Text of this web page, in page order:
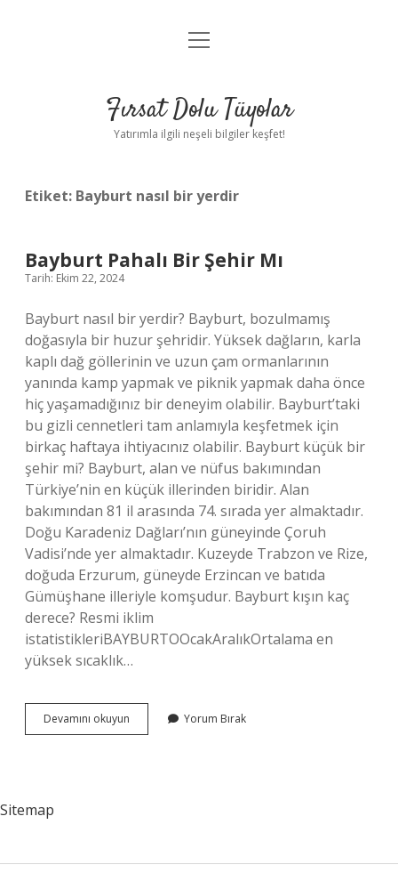
Gizlilik Politikası
Yasal Uyarı
menüyü
Fırsat Dolu Tüyolar
Yatırımla ilgili neşeli bilgiler keşfet!
Etiket: Bayburt nasıl bir yerdir
Bayburt Pahalı Bir Şehir Mı
Tarih: Ekim 22, 2024
Bayburt nasıl bir yerdir? Bayburt, bozulmamış
doğasıyla bir huzur şehridir. Yüksek dağların, karla
kaplı dağ göllerinin ve uzun çam ormanlarının
yanında kamp yapmak ve piknik yapmak daha önce
hiç yaşamadığınız bir deneyim olabilir. Bayburt’taki
bu gizli cennetleri tam anlamıyla keşfetmek için
birkaç haftaya ihtiyacınız olabilir. Bayburt küçük bir
şehir mi? Bayburt, alan ve nüfus bakımından
Türkiye’nin en küçük illerinden biridir. Alan
bakımından 81 il arasında 74. sırada yer almaktadır.
Doğu Karadeniz Dağları’nın güneyinde Çoruh
Vadisi’nde yer almaktadır. Kuzeyde Trabzon ve Rize,
doğuda Erzurum, güneyde Erzincan ve batıda
Gümüşhane illeriyle komşudur. Bayburt kışın kaç
derece? Resmi iklim
istatistikleriBAYBURTOOcakAralıkOrtalama en
yüksek sıcaklık…
Devamını okuyun Bayburt
Pahalı
Yorum Bırak
Sitemap